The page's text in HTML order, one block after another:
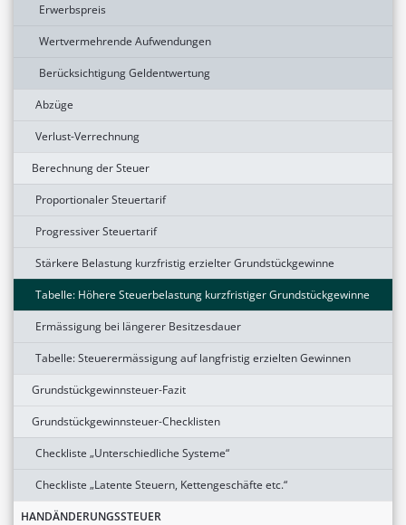
Erwerbspreis
Wertvermehrende Aufwendungen
Berücksichtigung Geldentwertung
Abzüge
Verlust-Verrechnung
Berechnung der Steuer
Proportionaler Steuertarif
Progressiver Steuertarif
Stärkere Belastung kurzfristig erzielter Grundstückgewinne
Tabelle: Höhere Steuerbelastung kurzfristiger Grundstückgewinne
Ermässigung bei längerer Besitzesdauer
Tabelle: Steuerermässigung auf langfristig erzielten Gewinnen
Grundstückgewinnsteuer-Fazit
Grundstückgewinnsteuer-Checklisten
Checkliste „Unterschiedliche Systeme“
Checkliste „Latente Steuern, Kettengeschäfte etc.“
HANDÄNDERUNGSSTEUER